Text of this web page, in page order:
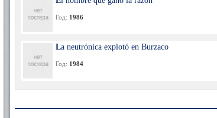
Год: 1986
La neutrónica explotó en Burzaco
Год: 1984